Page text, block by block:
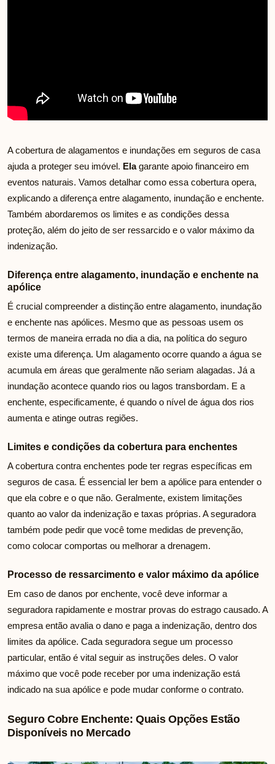
A cobertura de alagamentos e inundações em seguros de casa
ajuda a proteger seu imóvel. Elagarante apoio financeiro em
eventos naturais. Vamos detalhar como essa cobertura opera,
explicando a diferença entre alagamento, inundação e enchente.
Também abordaremos os limites e as condições dessa
proteção, além do jeito de ser ressarcido e o valor máximo da
indenização.
Diferença entre alagamento, inundação e enchente na
apólice
É crucial compreender a distinção entre alagamento, inundação
e enchente nas apólices. Mesmo que as pessoas usem os
termos de maneira errada no dia a dia, na política do seguro
existe uma diferença. Um alagamento ocorre quando a água se
acumula em áreas que geralmente não seriam alagadas. Já a
inundação acontece quando rios ou lagos transbordam. E a
enchente, especificamente, é quando o nível de água dos rios
aumenta e atinge outras regiões.
Limites e condições da cobertura para enchentes
A cobertura contra enchentes pode ter regras específicas em
seguros de casa. É essencial ler bem a apólice para entender o
que ela cobre e o que não. Geralmente, existem limitações
quanto ao valor da indenização e taxas próprias. A seguradora
também pode pedir que você tome medidas de prevenção,
como colocar comportas ou melhorar a drenagem.
Processo de ressarcimento e valor máximo da apólice
Em caso de danos por enchente, você deve informar a
seguradora rapidamente e mostrar provas do estrago causado. A
empresa então avalia o dano e paga a indenização, dentro dos
limites da apólice. Cada seguradora segue um processo
particular, então é vital seguir as instruções deles. O valor
máximo que você pode receber por uma indenização está
indicado na sua apólice e pode mudar conforme o contrato.
Seguro Cobre Enchente: Quais Opções Estão
Disponíveis no Mercado